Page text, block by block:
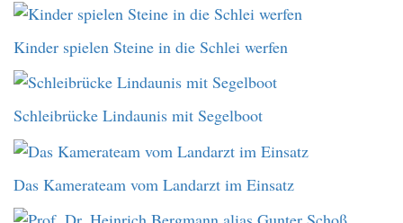
Kinder spielen Steine in die Schlei werfen
Schleibrücke Lindaunis mit Segelboot
Das Kamerateam vom Landarzt im Einsatz